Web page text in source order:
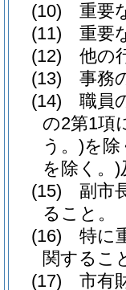
(10)
重要
(11)
重要
(12)
他の
(13)
事務
(14)
職員
の2第1項
う。)を除
を除く。)
(15)
副市
ること。
(16)
特に
関するこ
(17)
市有